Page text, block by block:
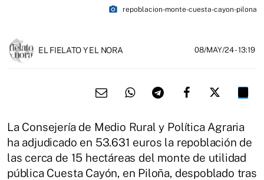
photo_camera repoblacion-monte-cuesta-cayon-pilona
EL FIELATO Y EL NORA 08/MAY/24- 13:19
La Consejería de Medio Rural y Política Agraria
ha adjudicado en 53.631 euros la repoblación de
las cerca de 15 hectáreas del monte de utilidad
pública Cuesta Cayón, en Piloña, despoblado tras